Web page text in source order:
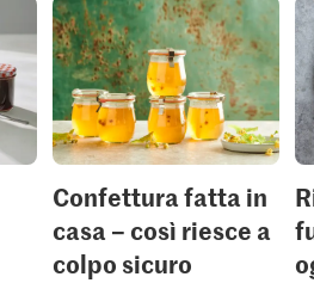
Confettura fatta in
casa – così riesce a
colpo sicuro